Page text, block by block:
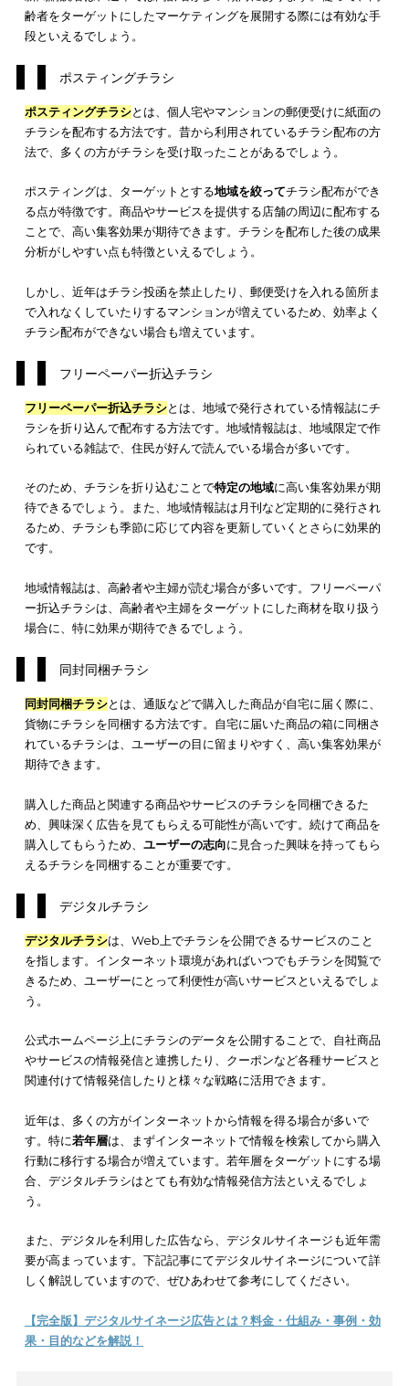
以下で広告チラシの、それぞれの特徴について解説するので、
にしてください。
新聞折込チラシ
新聞折込チラシは、新聞にチラシを折り込んで一緒に配達をし
らう配布方法です。新聞折込チラシは、新聞を読むついでに広
目を通してもらう機会が得られやすく、一定の宣伝広告効果が
しかし、近年は新聞購読者が減少
傾向にあるため、新聞折込チ
を届けられる機会が減ってきています。以前よりも、新聞折込
新聞購読者は、近年では高齢者が多い傾向にあります。従って
齢者をターゲットにしたマーケティングを展開する際には有効
段といえるでしょう。
ポスティングチラシ
ポスティングチラシとは、個人宅やマンションの郵便受けに紙
法で、多くの方がチラシを受け取ったことがあるでしょう。
ポスティングは、ターゲットとする地域を絞ってチラシ配布が
る点が特徴です。商品やサービスを提供する店舗の周辺に配布
分析がしやすい点も特徴といえるでしょう。
で入れなくしていたりするマンションが増えているため、効率
フリーペーパー折込チラシ
フリーペーパー折込チラシ
られている雑誌で、住民が好んで読んでいる場合が多いです。
そのため、チラシを折り込むことで
るため、チラシも季節に応じて内容を更新していくとさらに効
地域情報誌は、高齢者や主婦が読む場合が多いです。フリーペ
ー折込チラシは、高齢者や主婦をターゲットにした商材を取り
同封同梱チラシ
貨物にチラシを同梱する方法です。自宅に届いた商品の箱に同
れているチラシは、ユーザーの目に留まりやすく、高い集客効
期待できます。
購入した商品と関連する商品やサービスのチラシを同梱できるた
め、興味深く広告を見てもらえる可能性が高いです。続けて商
購入してもらうため、ユーザーの志向 に見合った興味を持って
えるチラシを同梱することが重要です。
デジタルチラシ